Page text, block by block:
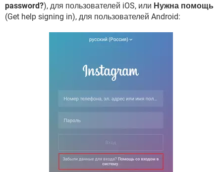
password?), для пользователей iOS, или Нужна помощь
(Get help signing in), для пользователей Android: